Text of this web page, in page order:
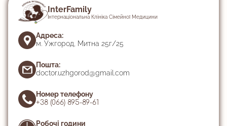
InterFamily
Інтернаціональна Клініка Сімейної Медицини
Адреса:
м. Ужгород, Митна 25г/25
Пошта:
doctor.uzhgorod@gmail.com
Номер телефону
+38 (066) 895-89-61
Робочі години